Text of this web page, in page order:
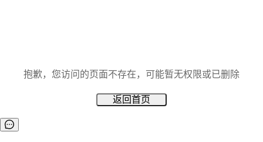
抱歉，您访问的页面不存在，可能暂无权限或已删除
返回首页